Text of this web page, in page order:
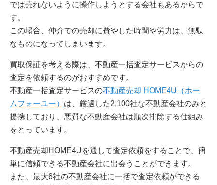
では売れないように操作しようとする会社もあるからで
す。
この場合、仲介での売却に費やした時間や労力は、無駄
なものになってしまいます。
買取保証を考える際は、不動産一括査定サービスからの
査定を依頼するのがおすすめです。
不動産一括査定サービスの不動産売却 HOME4U（ホー
ムフォーユー） は、厳選した2,100社な不動産会社のみと
提携しており、悪質な不動産会社は順次排除する仕組み
をとっています。
不動産売却HOME4Uを通して査定依頼をすることで、簡
単に信頼できる不動産会社に出会うことができます。
また、最大6社の不動産会社に一括で査定依頼ができる